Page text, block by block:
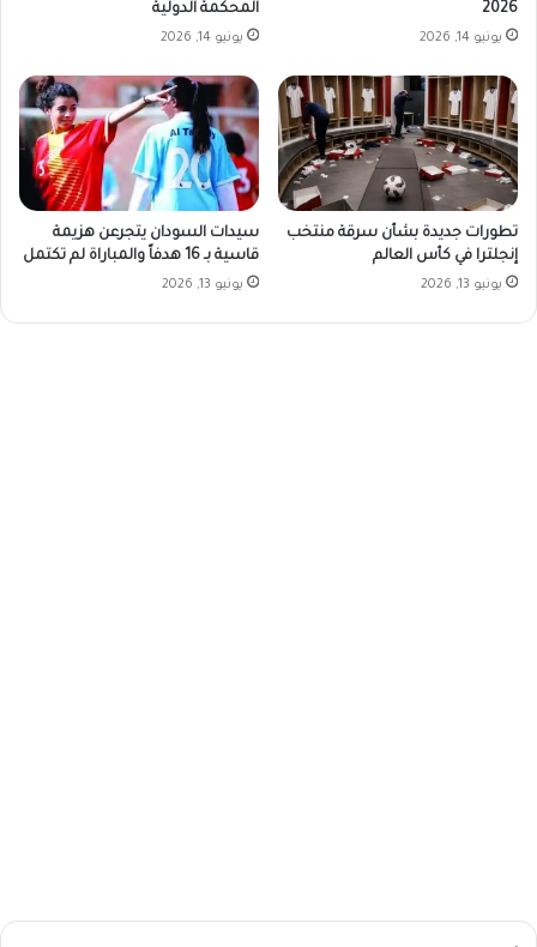
2026
يونيو 14, 2026
المحكمة الدولية
يونيو 14, 2026
تطورات جديدة بشأن سرقة منتخب
إنجلترا في كأس العالم
يونيو 13, 2026
سيدات السودان يتجرعن هزيمة
قاسية بـ 16 هدفاً والمباراة لم تكتمل
يونيو 13, 2026